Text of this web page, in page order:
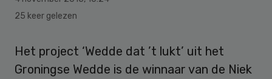
25 keer gelezen
Het project ‘Wedde dat ’t lukt’ uit het
Groningse Wedde is de winnaar van de Niek